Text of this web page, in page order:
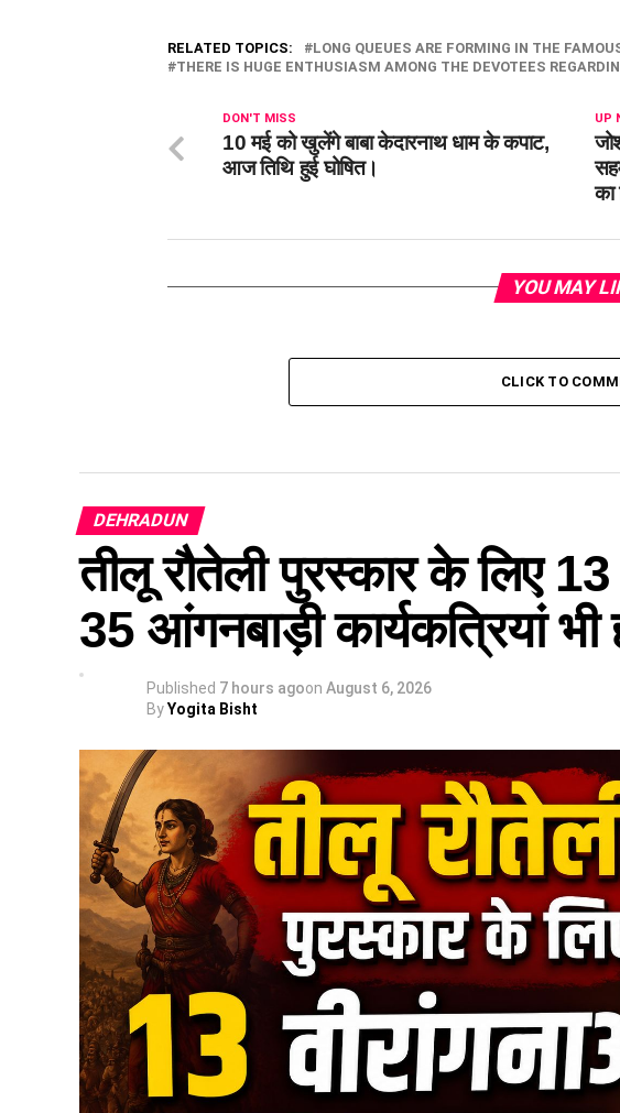
RELATED TOPICS:
LONG QUEUES ARE FORMING IN THE
THERE IS HUGE ENTHUSIASM AMONG THE DEVOTEES
UP
का
DON'T MISS
10 मई को खुलेंगे बाबा केदारनाथ धाम के कपाट,
आज तिथि हुई घोषित।
YOU MAY
CLICK TO
DEHRADUN
तीलू रौतेली पुरस्कार के लिए
35 आंगनबाड़ी कार्यकत्रियां भी
Published 7 hours agoon August 6, 2026
ByYogita Bisht